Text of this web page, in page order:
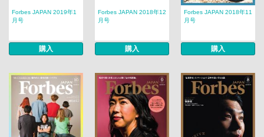
Forbes JAPAN 2019年1
月号
購入
Forbes JAPAN 2018年12
月号
購入
Forbes JAPAN 2018年11
月号
購入